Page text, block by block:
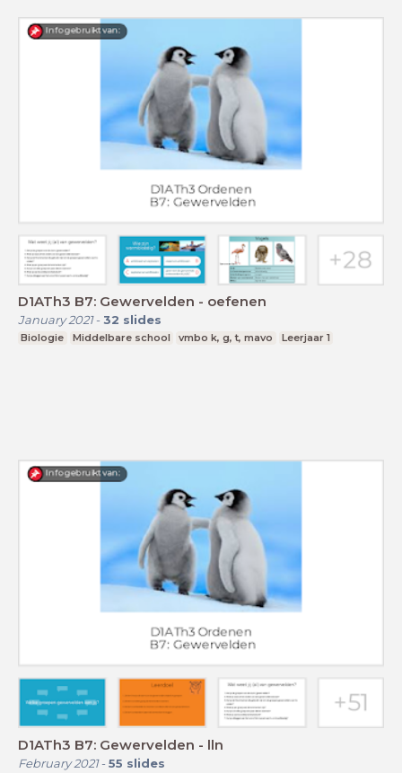
D1ATh3 B7: Gewervelden - oefenen
January 2021- 32 slides
Biologie Middelbare school vmbo k, g, t, mavo Leerjaar 1
D1ATh3 B7: Gewervelden - lln
February 2021- 55 slides